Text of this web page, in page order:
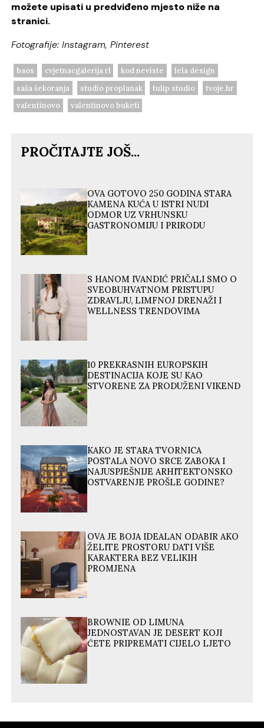
možete upisati u predviđeno mjesto niže na
stranici.
Fotografije: Instagram, Pinterest
baos cvjetnacgalerija rl kod neviste
lela design
saša šekoranja
studio proplanak tulip studio
tvoje.hr
valentinovo
valentinovo buketi
PROČITAJTE JOŠ...
OVA GOTOVO 250 GODINA STARA
KAMENA KUĆA U ISTRI NUDI
ODMOR UZ VRHUNSKU
GASTRONOMIJU I PRIRODU
S HANOM IVANDIĆ PRIČALI SMO O
SVEOBUHVATNOM PRISTUPU
ZDRAVLJU, LIMFNOJ DRENAŽI I
WELLNESS TRENDOVIMA
10 PREKRASNIH EUROPSKIH
DESTINACIJA KOJE SU KAO
STVORENE ZA PRODUŽENI VIKEND
KAKO JE STARA TVORNICA
POSTALA NOVO SRCE ZABOKA I
NAJUSPJEŠNIJE ARHITEKTONSKO
OSTVARENJE PROŠLE GODINE?
OVA JE BOJA IDEALAN ODABIR AKO
ŽELITE PROSTORU DATI VIŠE
KARAKTERA BEZ VELIKIH
PROMJENA
BROWNIE OD LIMUNA
JEDNOSTAVAN JE DESERT KOJI
ĆETE PRIPREMATI CIJELO LJETO